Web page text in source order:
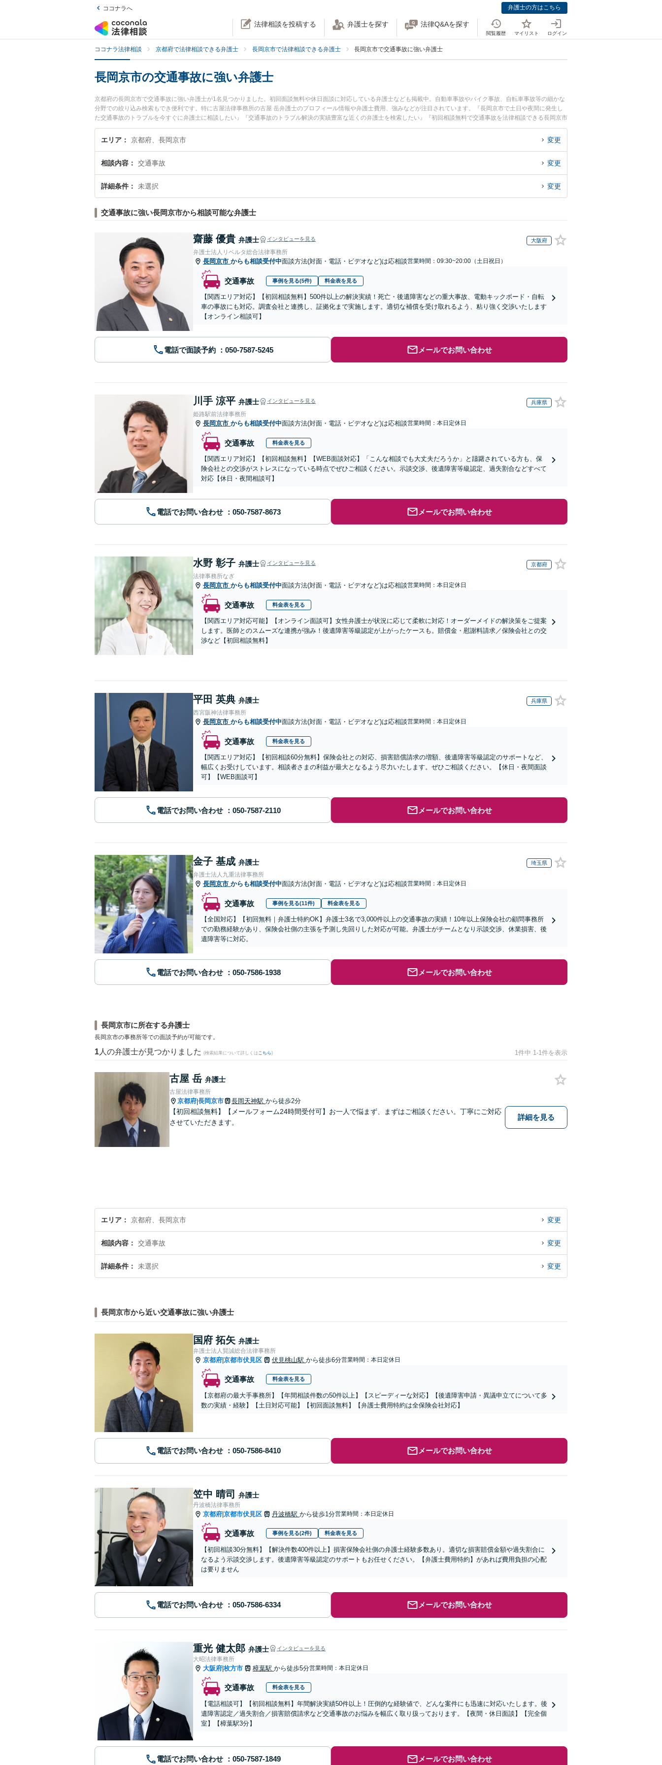
ココナラへ 弁護士の方はこちら
法律相談を投稿する 弁護士を探す 法律Q&Aを探す
閲覧履歴 マイリスト ログイン
ココナラ法律相談 京都府で法律相談できる弁護士 長岡京市で法律相談できる弁護士 長岡京市で交通事故に強い弁護士
長岡京市の交通事故に強い弁護士
京都府の長岡京市で交通事故に強い弁護士が1名見つかりました。初回面談無料や休日面談に対応している弁護士なども掲載中。自動車事故やバイク事故、自転車事故等の細かな
分野での絞り込み検索もでき便利です。特に古屋法律事務所の古屋 岳弁護士のプロフィール情報や弁護士費用、強みなどが注目されています。『長岡京市で土日や夜間に発生し
た交通事故のトラブルを今すぐに弁護士に相談したい』『交通事故のトラブル解決の実績豊富な近くの弁護士を検索したい』『初回相談無料で交通事故を法律相談できる長岡京市
内の弁護士に相談予約したい』などでお困りの相談者さんにおすすめです。
エリア 京都府、長岡京市 変更
相談内容 交通事故 変更
詳細条件 未選択 変更
交通事故に強い長岡京市から相談可能な弁護士
齋藤 優貴 弁護士 インタビューを見る 大阪府
弁護士法人リベルタ総合法律事務所
長岡京市 からも相談受付中面談方法(対面・電話・ビデオなど)は応相談営業時間：09:30~20:00（土日祝日）
交通事故 事例を見る(5件) 料金表を見る
【関西エリア対応】【初回相談無料】500件以上の解決実績！死亡・後遺障害などの重大事故、電動キックボード・自転
車の事故にも対応。調査会社と連携し、証拠化まで実施します。適切な補償を受け取れるよう、粘り強く交渉いたします
【オンライン相談可】
電話で面談予約 メールでお問い合わせ
川手 涼平 弁護士 インタビューを見る 兵庫県
姫路駅前法律事務所
長岡京市 からも相談受付中面談方法(対面・電話・ビデオなど)は応相談営業時間：本日定休日
交通事故 料金表を見る
【関西エリア対応】【初回相談無料】【WEB面談対応】「こんな相談でも大丈夫だろうか」と躊躇されている方も、保
険会社との交渉がストレスになっている時点でぜひご相談ください。示談交渉、後遺障害等級認定、過失割合などすべて
対応【休日・夜間相談可】
電話でお問い合わせ メールでお問い合わせ
水野 彰子 弁護士 インタビューを見る 京都府
法律事務所なぎ
長岡京市 からも相談受付中面談方法(対面・電話・ビデオなど)は応相談営業時間：本日定休日
交通事故 料金表を見る
【関西エリア対応可能】【オンライン面談可】女性弁護士が状況に応じて柔軟に対応！オーダーメイドの解決策をご提案
します。医師とのスムーズな連携が強み！後遺障害等級認定が上がったケースも。賠償金・慰謝料請求／保険会社との交
渉など【初回相談無料】
平田 英典 弁護士 兵庫県
西宮阪神法律事務所
長岡京市 からも相談受付中面談方法(対面・電話・ビデオなど)は応相談営業時間：本日定休日
交通事故 料金表を見る
【関西エリア対応】【初回相談60分無料】保険会社との対応、損害賠償請求の増額、後遺障害等級認定のサポートなど、
幅広くお受けしています。相談者さまの利益が最大となるよう尽力いたします。ぜひご相談ください。【休日・夜間面談
可】【WEB面談可】
電話でお問い合わせ メールでお問い合わせ
金子 基成 弁護士 埼玉県
弁護士法人九重法律事務所
長岡京市 からも相談受付中面談方法(対面・電話・ビデオなど)は応相談営業時間：本日定休日
交通事故 事例を見る(11件) 料金表を見る
【全国対応】【初回無料｜弁護士特約OK】弁護士3名で3,000件以上の交通事故の実績！10年以上保険会社の顧問事務所
での勤務経験があり、保険会社側の主張を予測し先回りした対応が可能。弁護士がチームとなり示談交渉、休業損害、後
遺障害等に対応。
電話でお問い合わせ メールでお問い合わせ
長岡京市に所在する弁護士
長岡京市の事務所等での面談予約が可能です。
1 人の弁護士が見つかりました (検索結果について詳しくは こちら) 1件中 1-1件を表示
古屋 岳 弁護士
古屋法律事務所
京都府|長岡京市 長岡天神駅 から徒歩2分
【初回相談無料】【メールフォーム24時間受付可】お一人で悩まず、まずはご相談ください。丁寧にご対応
させていただきます。
詳細を見る
エリア 京都府、長岡京市 変更
相談内容 交通事故 変更
詳細条件 未選択 変更
長岡京市から近い交通事故に強い弁護士
国府 拓矢 弁護士
弁護士法人賢誠総合法律事務所
京都府 京都市伏見区 伏見桃山駅 から徒歩6分営業時間：本日定休日
交通事故 料金表を見る
【京都府の最大手事務所】【年間相談件数の50件以上】【スピーディーな対応】【後遺障害申請・異議申立てについて多
数の実績・経験】【土日対応可能】【初回面談無料】【弁護士費用特約は全保険会社対応】
電話でお問い合わせ メールでお問い合わせ
笠中 晴司 弁護士
丹波橋法律事務所
京都府 京都市伏見区 丹波橋駅 から徒歩1分営業時間：本日定休日
交通事故 事例を見る(2件) 料金表を見る
【初回相談30分無料】【解決件数400件以上】損害保険会社側の弁護士経験多数あり。適切な損害賠償金額や過失割合に
なるよう示談交渉します。後遺障害等級認定のサポートもお任せください。【弁護士費用特約】があれば費用負担の心配
は要りません
電話でお問い合わせ メールでお問い合わせ
重光 健太郎 弁護士 インタビューを見る
大昭法律事務所
大阪府 枚方市 樟葉駅 から徒歩5分営業時間：本日定休日
交通事故 料金表を見る
【電話相談可】【初回相談無料】年間解決実績50件以上！圧倒的な経験値で、どんな案件にも迅速に対応いたします。後
遺障害認定／過失割合／損害賠償請求など交通事故のお悩みを幅広く取り扱っております。【夜間・休日面談】【完全個
室】【樟葉駅3分】
電話でお問い合わせ メールでお問い合わせ